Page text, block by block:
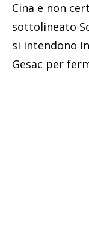
Cina e non
sottolineato
si intendono
Gesac per